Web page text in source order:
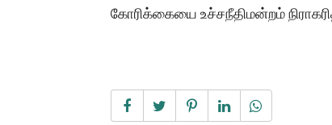
கோரிக்கையை உச்சநீதிமன்றம்